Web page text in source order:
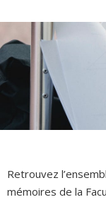
Retrouvez
mémoires de la